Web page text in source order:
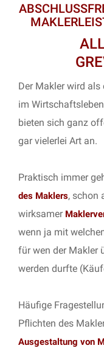
Der Makler wird als
im
bieten sich ganz
gar vielerlei Art an.
Praktisch immer
des Maklers, schon
wirksamer
wenn ja mit
für wen der Makler
werden durfte
Häufige
Pflichten des
Ausgestaltung von